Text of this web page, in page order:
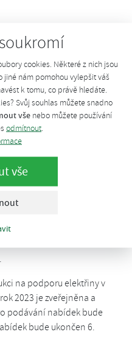
cookies. Některé z nich jsou
jiné nám pomohou vylepšit váš
k tomu, co právě hledáte.
Svůj souhlas můžete snadno
všenebo můžete používání
odmítnout.
vše
č. 165/2012 Sb. a na
a dneska vyhlásilo 1.
stanovení výše podpory
následující kategorie
(modernizované
1 MW, s celkovou hodnotou
5 MWe;
elektřiny a
od 1 MW, s celkovou
elektřiny) od 6 MW nebo s
na podporu elektřiny v
2023 je zveřejněna a
podávání nabídek bude
bude ukončen 6.